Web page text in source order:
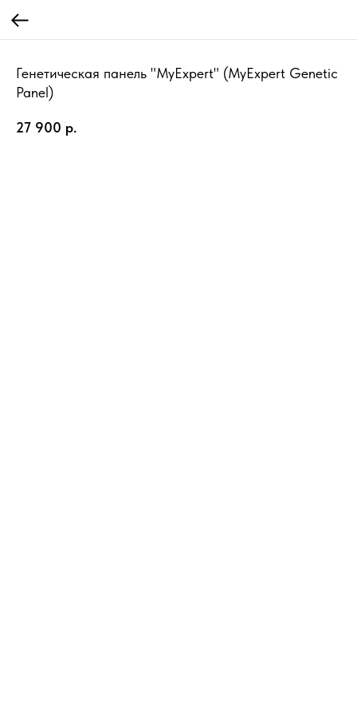
Генетическая панель "MyExpert" (MyExpert Genetic
Panel)
27 900 р.